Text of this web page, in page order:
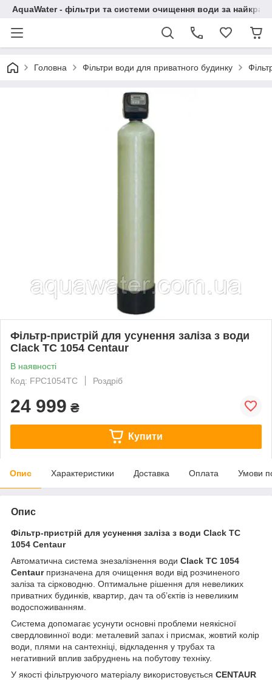
AquaWater - фільтри та системи очищення води за
Головна Фільтри води для приватного будинку
Фільтр-пристрій для усунення заліза з води
Clack TC 1054 Centaur
В наявності
Код: FPC1054TC
Роздріб
24 999 ₴
Купити
Опис Характеристики Доставка Оплата Умови
Опис
Фільтр-пристрій для усунення заліза з води Clack TC
1054 Centaur
Автоматична система знезалізнення води Clack TC 1054
Centaurпризначена для очищення води від розчиненого
заліза та сірководню. Оптимальне рішення для невеликих
приватних будинків, квартир, дач та об’єктів із невеликим
водоспоживанням.
Система допомагає усунути основні проблеми неякісної
свердловинної води: металевий запах і присмак, жовтий колір
води, плями на сантехніці, відкладення у трубах та
негативний вплив забруднень на побутову техніку.
У якості фільтруючого матеріалу використовується CENTAUR